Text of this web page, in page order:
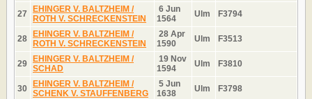
27
EHINGER V. BALTZHEIM /
ROTH V. SCHRECKENSTEIN
6 Jun
1564
Ulm F3794
28 EHINGER V. BALTZHEIM /
ROTH V. SCHRECKENSTEIN
28 Apr
1590
Ulm F3513
29 EHINGER V. BALTZHEIM /
SCHAD
19 Nov
1594
Ulm F3810
30 EHINGER V. BALTZHEIM /
SCHENK V. STAUFFENBERG
5 Jun
1638
Ulm F3798